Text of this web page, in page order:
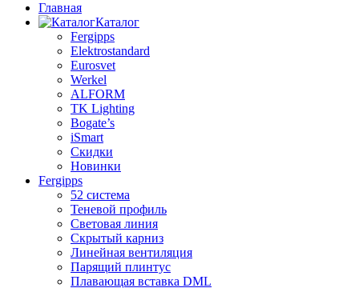
Главная
Каталог
Fergipps
Elektrostandard
Eurosvet
Werkel
ALFORM
TK Lighting
Bogate’s
iSmart
Скидки
Новинки
Fergipps
52 система
Теневой профиль
Световая линия
Скрытый карниз
Линейная вентиляция
Парящий плинтус
Плавающая вставка DML